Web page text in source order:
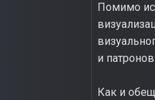
Помимо
и
Как и